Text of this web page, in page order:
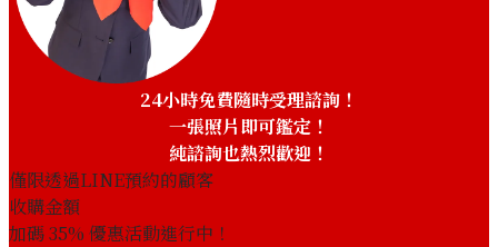
24小時免費隨時受理諮詢！
一張照片即可鑑定！
純諮詢也熱烈歡迎！
僅限透過LINE預約的顧客
收購金額
加碼35% 優惠活動進行中！